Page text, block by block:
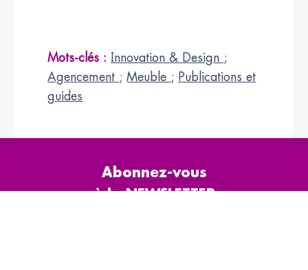
Mots-clés : Innovation & Design ;
Agencement ;Meuble ; Publications et
guides
Abonnez-vous
à la NEWSLETTER